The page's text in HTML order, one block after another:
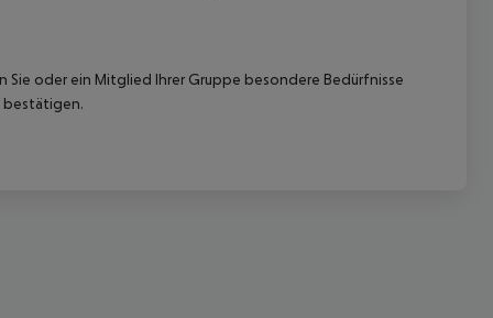
oder ein Mitglied Ihrer Gruppe besondere Bedürfnisse
bestätigen.